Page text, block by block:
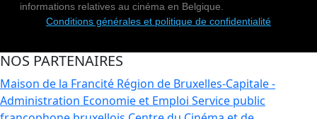
informations relatives au cinéma en Belgique.
Conditions générales et politique de confidentialité
NOS PARTENAIRES
Maison de la Francité Région de Bruxelles-Capitale -
Administration Economie et Emploi Service public